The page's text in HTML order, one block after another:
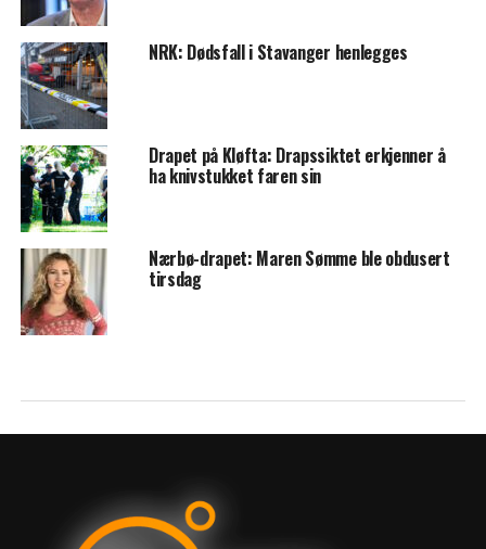
NRK: Dødsfall i Stavanger henlegges
Drapet på Kløfta: Drapssiktet erkjenner å
ha knivstukket faren sin
Nærbø-drapet: Maren Sømme ble obdusert
tirsdag